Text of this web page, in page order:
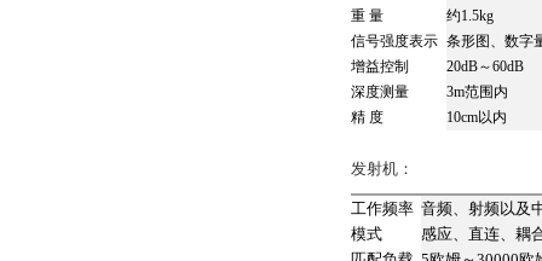
重 量
约1.5kg
信号强度表示 条形图、数字
增益控制
20dB～60dB
深度测量
3m范围内
精 度
10cm以内
发射机：
工作频率 音频、射频以及
模式
感应、直连、耦